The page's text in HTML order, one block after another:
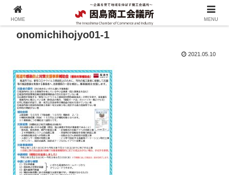
onomichihojyo01-1
2021.05.10
HOME MENU